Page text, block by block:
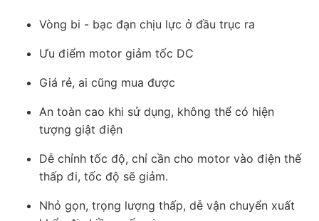
Vòng bi - bạc đạn chịu lực ở đầu trục ra
Ưu điểm motor giảm tốc DC
Giá rẻ, ai cũng mua được
An toàn cao khi sử dụng, không thể có hiện
tượng giật điện
Dễ chỉnh tốc độ, chỉ cần cho motor vào điện thế
thấp đi, tốc độ sẽ giảm.
Nhỏ gọn, trọng lượng thấp, dễ vận chuyển xuất